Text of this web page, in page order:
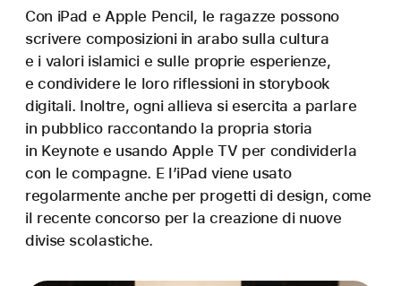
Con iPad e Apple Pencil, le ragazze possono
scrivere composizioni in arabo sulla cultura
e i valori islamici e sulle proprie esperienze,
e condividere le loro riflessioni in storybook
digitali. Inoltre, ogni allieva si esercita a parlare
in pubblico raccontando la propria storia
in Keynote e usando Apple TV per condividerla
con le compagne. E l’iPad viene usato
regolarmente anche per progetti di design, come
il recente concorso per la creazione di nuove
divise scolastiche.